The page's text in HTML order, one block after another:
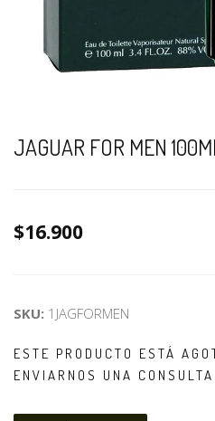
JAGUAR FOR MEN
$16.900
SKU: 1JAGFORMEN
ESTE PRODUCTO ESTÁ
ENVIARNOS UNA